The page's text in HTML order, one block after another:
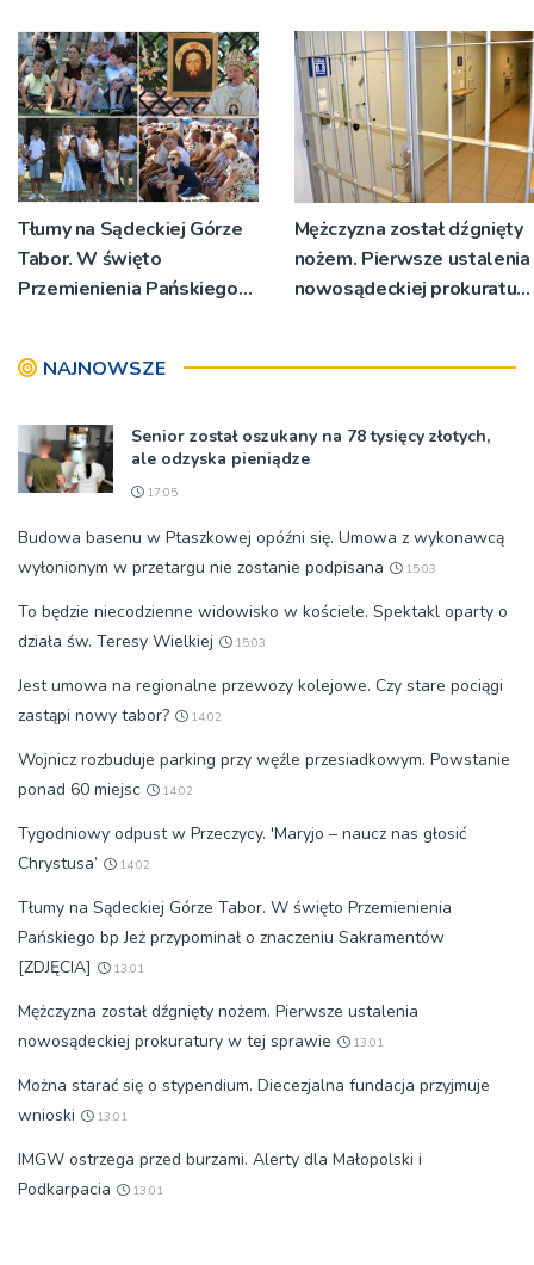
miejsc
Tłumy na Sądeckiej Górze
Tabor. W święto
Przemienienia Pańskiego
[ZDJĘCIA]
Mężczyzna został dźgnięty
nożem. Pierwsze ustalenia
nowosądeckiej prokuratury
NAJNOWSZE
Senior został oszukany na 78 tysięcy złotych,
ale odzyska pieniądze
17:05
Budowa basenu w Ptaszkowej opóźni się. Umowa z wykonawcą
wyłonionym w przetargu nie zostanie podpisana
15:03
To będzie niecodzienne widowisko w kościele. Spektakl oparty o
działa św. Teresy Wielkiej
15:03
Jest umowa na regionalne przewozy kolejowe. Czy stare pociągi
zastąpi nowy tabor?
14:02
Wojnicz rozbuduje parking przy węźle przesiadkowym. Powstanie
ponad 60 miejsc
14:02
Tygodniowy odpust w Przeczycy. 'Maryjo – naucz nas głosić
Chrystusa’
14:02
Tłumy na Sądeckiej Górze Tabor. W święto Przemienienia
Pańskiego bp Jeż przypominał o znaczeniu Sakramentów
[ZDJĘCIA]
13:01
Mężczyzna został dźgnięty nożem. Pierwsze ustalenia
nowosądeckiej prokuratury w tej sprawie
13:01
Można starać się o stypendium. Diecezjalna fundacja przyjmuje
wnioski
13:01
IMGW ostrzega przed burzami. Alerty dla Małopolski i
Podkarpacia
13:01